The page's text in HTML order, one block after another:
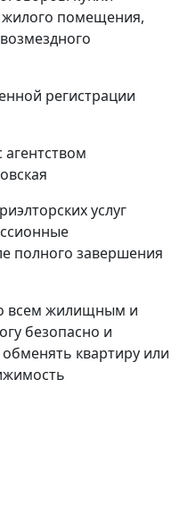
помещения,
регистрации
агентством
услуг
полного завершения
всем жилищным и
безопасно и
квартиру или